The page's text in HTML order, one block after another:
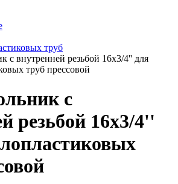
труб
с внутренней резьбой 16x3/4'' для
труб прессовой
с
резьбой 16x3/4''